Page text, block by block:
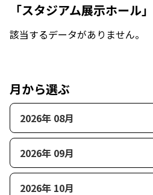
「スタジアム展示ホール
該当するデータがありません。
月から選ぶ
2026年 08月
2026年 09月
2026年 10月